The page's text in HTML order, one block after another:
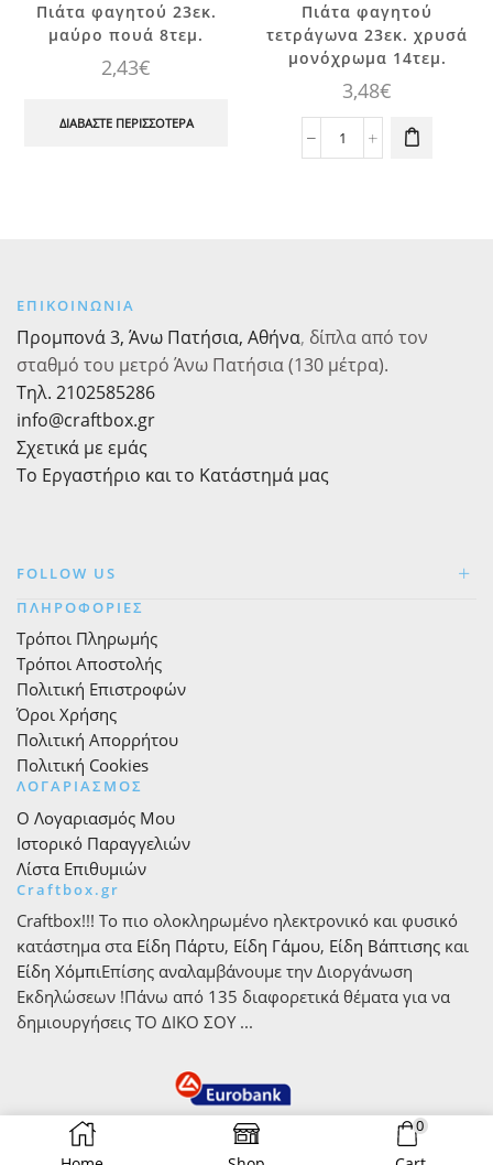
Πιάτα φαγητού 23εκ.
μαύρο πουά 8τεμ.
2,43€
ΔΙΑΒΆΣΤΕ ΠΕΡΙΣΣΌΤΕΡΑ
Πιάτα φαγητού
τετράγωνα 23εκ. χρυσά
μονόχρωμα 14τεμ.
3,48€
Πιάτα
ΕΠΙΚΟΙΝΩΝΙΑ
Προμπονά 3, Άνω Πατήσια, Αθήνα, δίπλα από τον
σταθμό του μετρό Άνω Πατήσια (130 μέτρα).
Τηλ. 2102585286
info@craftbox.gr
Σχετικά με εμάς
Το Εργαστήριο και το Κατάστημά μας
FOLLOW US
ΠΛΗΡΟΦΟΡΙΕΣ
Τρόποι Πληρωμής
Τρόποι Αποστολής
Πολιτική Επιστροφών
Όροι Χρήσης
Πολιτική Απορρήτου
Πολιτική Cookies
ΛΟΓΑΡΙΑΣΜΟΣ
Ο Λογαριασμός Μου
Ιστορικό Παραγγελιών
Λίστα Επιθυμιών
Craftbox.gr
Craftbox!!! Το πιο ολοκληρωμένο ηλεκτρονικό και φυσικό
κατάστημα στα Είδη Πάρτυ, Είδη Γάμου, Είδη Βάπτισης και
Είδη ΧόμπιΕπίσης αναλαμβάνουμε την Διοργάνωση
Εκδηλώσεων !Πάνω από 135 διαφορετικά θέματα για να
δημιουργήσεις ΤΟ ΔΙΚΟ ΣΟΥ ...
0